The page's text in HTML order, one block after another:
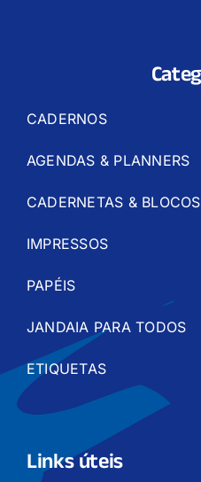
CADERNOS
AGENDAS & PLANNERS
CADERNETAS & BLOCOS
IMPRESSOS
PAPÉIS
JANDAIA PARA TODOS
ETIQUETAS
Links úteis